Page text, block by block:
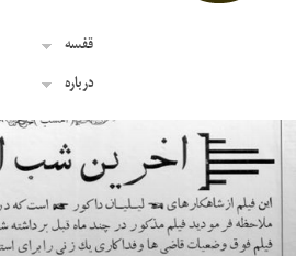
قفسه
درباره